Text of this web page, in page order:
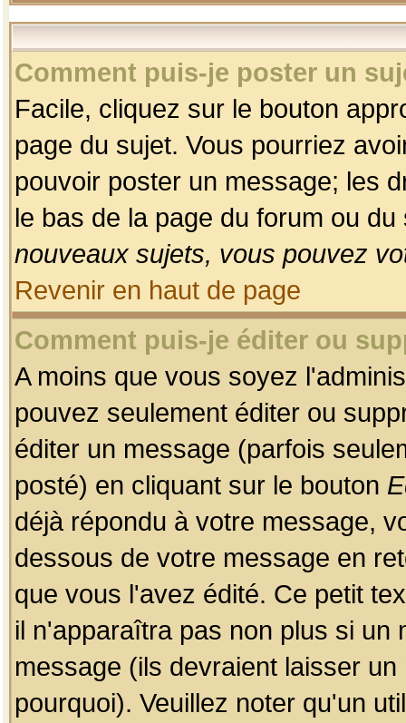
Comment puis-je poster un
Facile, cliquez sur le bouton
page du sujet. Vous pourriez
pouvoir poster un message; les
le bas de la page du forum ou
nouveaux sujets, vous pouvez
Revenir en haut de page
Comment puis-je éditer ou
A moins que vous soyez
pouvez seulement éditer ou
éditer un message (parfois
posté) en cliquant sur le bouton
déjà répondu à votre message,
dessous de votre message en
que vous l'avez édité. Ce petit
il n'apparaîtra pas non plus si un
message (ils devraient laisser
pourquoi). Veuillez noter qu'un